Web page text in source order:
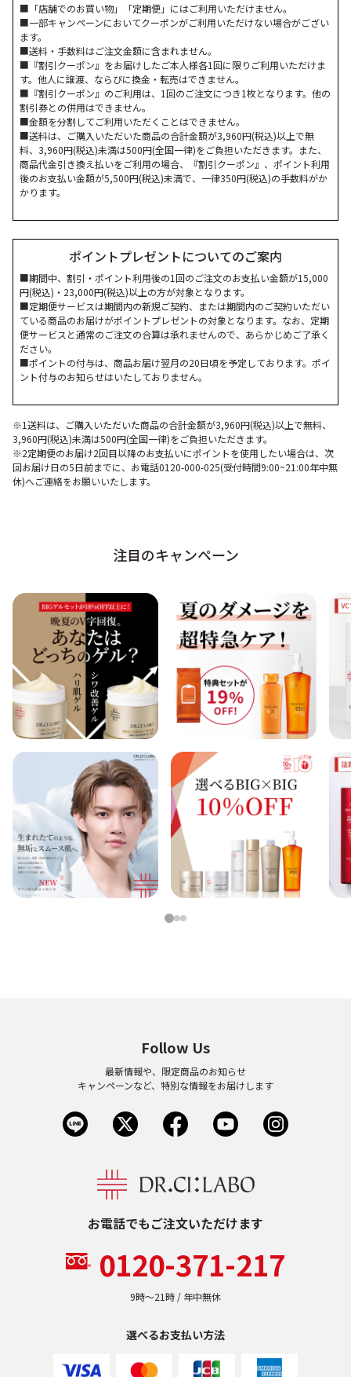
■「店舗でのお買い物」「定期便」にはご利用いただけません。
■一部キャンペーンにおいてクーポンがご利用いただけない場合がござい
ます。
■送料・手数料はご注文金額に含まれません。
■『割引クーポン』をお届けしたご本人様各1回に限りご利用いただけま
す。他人に譲渡、ならびに換金・転売はできません。
■『割引クーポン』のご利用は、1回のご注文につき1枚となります。他の
割引券との併用はできません。
■金額を分割してご利用いただくことはできません。
■送料は、ご購入いただいた商品の合計金額が3,960円(税込)以上で無
料、3,960円(税込)未満は500円(全国一律)をご負担いただきます。また、
商品代金引き換え払いをご利用の場合、『割引クーポン』、ポイント利用
後のお支払い金額が5,500円(税込)未満で、一律350円(税込)の手数料がか
かります。
ポイントプレゼントについてのご案内
■期間中、割引・ポイント利用後の1回のご注文のお支払い金額が15,000
円(税込)・23,000円(税込)以上の方が対象となります。
■定期便サービスは期間内の新規ご契約、または期間内のご契約いただい
ている商品のお届けがポイントプレゼントの対象となります。なお、定期
便サービスと通常のご注文の合算は承れませんので、あらかじめご了承く
ださい。
■ポイントの付与は、商品お届け翌月の20日頃を予定しております。ポイ
ント付与のお知らせはいたしておりません。
※1送料は、ご購入いただいた商品の合計金額が3,960円(税込)以上で無料、
3,960円(税込)未満は500円(全国一律)をご負担いただきます。
※2定期便のお届け2回目以降のお支払いにポイントを使用したい場合は、次
回お届け日の5日前までに、お電話0120-000-025(受付時間9:00~21:00年中無
休)へご連絡をお願いいたします。
注目のキャンペーン
123
お電話でもご注文いただけます
0120-371-217
9時〜21時 / 年中無休
選べるお支払い方法
Follow Us
最新情報や、限定商品のお知らせ
キャンペーンなど、特別な情報をお届けします